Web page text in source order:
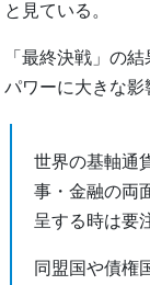
と見ている。
「最終決戦」の
パワーに大きな影
世界の基軸通
事・金融の両
呈する時は要
同盟国や債権